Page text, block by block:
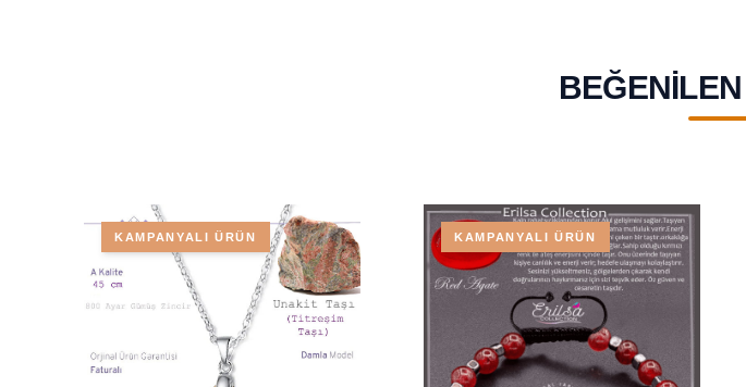
KAMPANYALI ÜRÜN KAMPANYALI ÜRÜN